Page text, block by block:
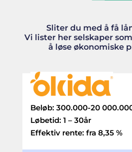
Sliter du med å få
Vi lister her selskaper
å løse økonomiske
Beløb: 300.000-20
Løbetid: 1 – 30år
Effektiv rente: fra 8,35 %